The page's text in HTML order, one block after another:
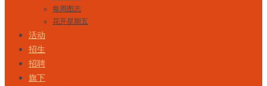
每周图志
花开星期五
活动
招生
招聘
旗下